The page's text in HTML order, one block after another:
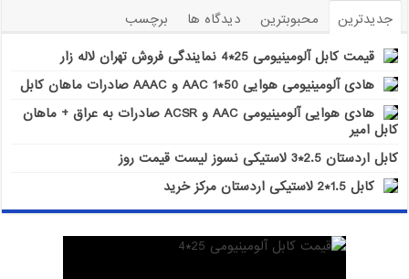
جدیدترین محبوبترین دیدگاه ها
برچسب
قیمت کابل آلومینیومی 25*4 نمایندگی فروش تهران لاله زار
هادی آلومینیومی هوایی 50*1 AAC و AAAC صادرات ماهان کابل
هادی هوایی آلومینیومی AAC و ACSR صادرات به عراق + ماهان
کابل امیر
کابل اردستان 2.5*3 لاستیکی نسوز لیست قیمت روز
کابل 1.5*2 لاستیکی اردستان مرکز خرید